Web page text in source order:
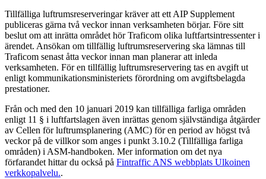
Tillfälliga luftrumsreserveringar kräver att ett AIP Supplement
publiceras gärna två veckor innan verksamheten börjar. Före sitt
beslut om att inrätta området hör Traficom olika luftfartsintressenter i
ärendet. Ansökan om tillfällig luftrumsreservering ska lämnas till
Traficom senast åtta veckor innan man planerar att inleda
verksamheten. För en tillfällig luftrumsreservering tas en avgift ut
enligt kommunikationsministeriets förordning om avgiftsbelagda
prestationer.
Från och med den 10 januari 2019 kan tillfälliga farliga områden
enligt 11 § i luftfartslagen även inrättas genom självständiga åtgärder
av Cellen för luftrumsplanering (AMC) för en period av högst två
veckor på de villkor som anges i punkt 3.10.2 (Tillfälliga farliga
områden) i ASM-handboken. Mer information om det nya
förfarandet hittar du också på Fintraffic ANS webbplats Ulkoinen
verkkopalvelu..